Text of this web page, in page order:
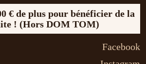
€ de plus pour bénéficier de la
! (Hors DOM TOM)
Facebook